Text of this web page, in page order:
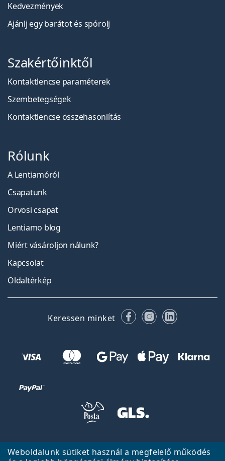
Weboldalunk sütiket használ a megfelelő működés
Kedvezmények
Ajánlj egy barátot és spórolj
Szakértőinktől
Kontaktlencse paraméterek
Szembetegségek
Kontaktlencse összehasonlítás
Rólunk
A Lentiamóról
Csapatunk
Orvosi csapat
Lentiamo blog
Miért vásároljon nálunk?
Kapcsolat
Oldaltérkép
Keressen minket FacebookInstagram
LinkedIn